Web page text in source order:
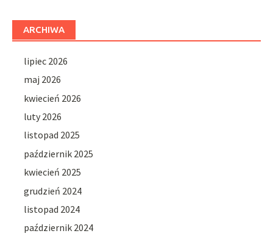
ARCHIWA
lipiec 2026
maj 2026
kwiecień 2026
luty 2026
listopad 2025
październik 2025
kwiecień 2025
grudzień 2024
listopad 2024
październik 2024